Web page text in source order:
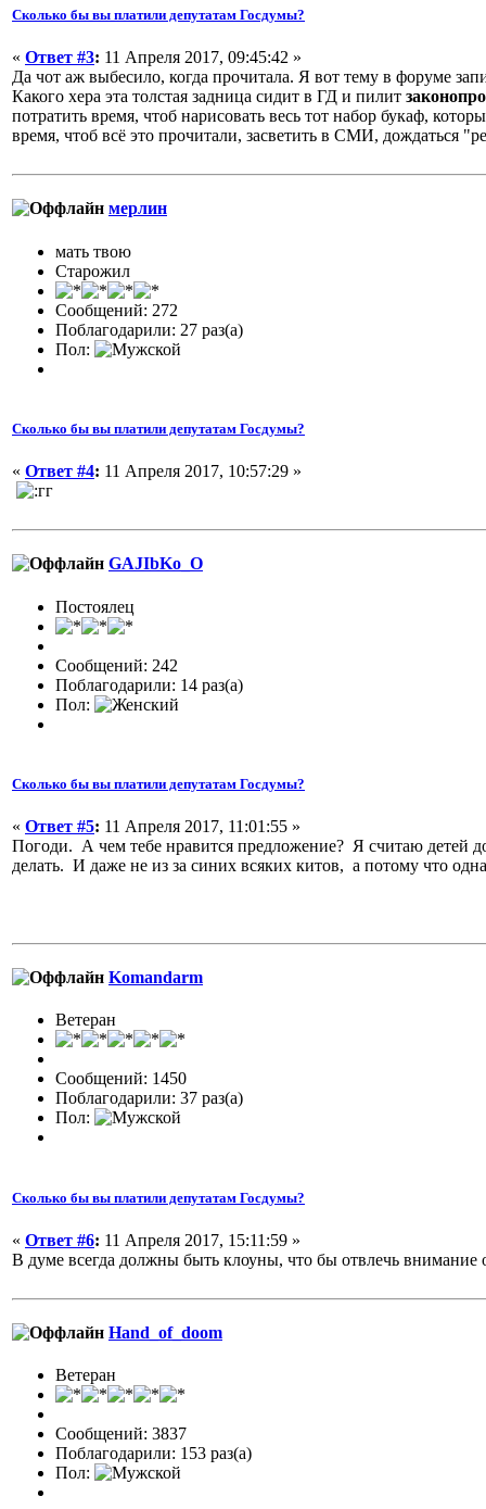
Сколько бы вы платили депутатам Госдумы?
« Ответ #3: 11 Апреля 2017, 09:45:42 »
Да чот аж выбесило, когда прочитала. Я вот тему в форуме
Какого хера эта толстая задница сидит в ГД и пилит
потратить время, чтоб нарисовать весь тот набор букаф,
время, чтоб всё это прочитали, засветить в СМИ, дождаться
мерлин
мать твою
Старожил
Сообщений: 272
Поблагодарили: 27 раз(а)
Пол:
Сколько бы вы платили депутатам Госдумы?
« Ответ #4: 11 Апреля 2017, 10:57:29 »
GAJIbKo_O
Постоялец
Сообщений: 242
Поблагодарили: 14 раз(а)
Пол:
Сколько бы вы платили депутатам Госдумы?
« Ответ #5: 11 Апреля 2017, 11:01:55 »
Погоди. А чем тебе нравится предложение? Я считаю детей
делать. И даже не из за синих всяких китов, а потому что
Komandarm
Ветеран
Сообщений: 1450
Поблагодарили: 37 раз(а)
Пол:
Сколько бы вы платили депутатам Госдумы?
« Ответ #6: 11 Апреля 2017, 15:11:59 »
В думе всегда должны быть клоуны, что бы отвлечь внимание
Hand_of_doom
Ветеран
Сообщений: 3837
Поблагодарили: 153 раз(а)
Пол: